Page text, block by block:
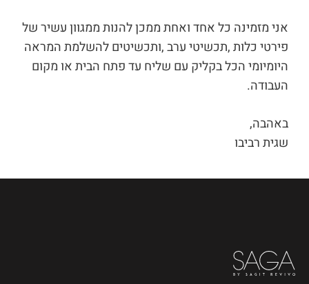
אני מזמינה כל אחד ואחת ממכן להנות ממגוון עשיר של
פירטי כלות ,תכשיטי ערב ,ותכשיטים להשלמת המראה
היומיומי הכל בקליק עם שליח עד פתח הבית או מקום
העבודה.
באהבה,
שגית רביבו